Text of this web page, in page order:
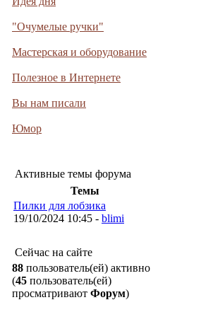
"Очумелые ручки"
Мастерская и оборудование
Полезное в Интернете
Вы нам писали
Юмор
Активные темы форума
Темы
Пилки для лобзика
19/10/2024 10:45 - blimi
Сейчас на сайте
88 пользователь(ей) активно
(45 пользователь(ей)
просматривают Форум)